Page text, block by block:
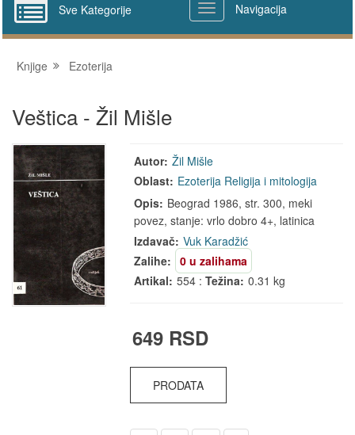
Sve Kategorije Navigacija
Knjige Ezoterija
Veštica - Žil Mišle
Autor: Žil Mišle
Oblast: Ezoterija Religija i mitologija
Opis: Beograd 1986, str. 300, meki
povez, stanje: vrlo dobro 4+, latinica
Izdavač: Vuk Karadžić
Zalihe:
0 u zalihama
Artikal: 554 :Težina: 0.31 kg
649 RSD
PRODATA